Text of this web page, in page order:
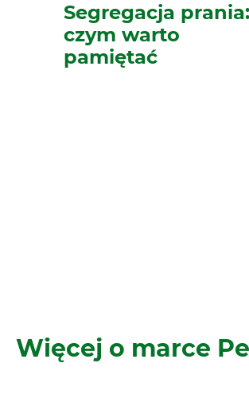
Segregacja
czym warto
pamiętać
Więcej o marce